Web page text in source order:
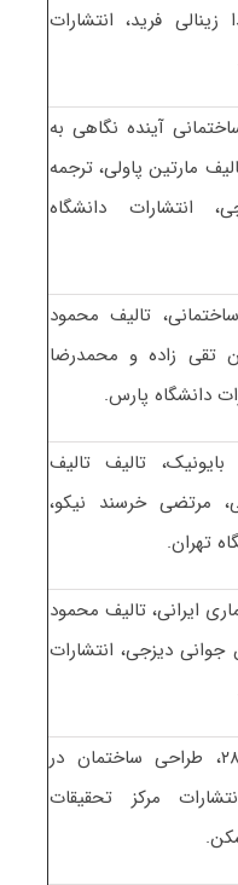
فرید، انتشارات
آینده نگاهی به
مارتین پاولی، ترجمه
انتشارات دانشگاه
تالیف محمود
تقی زاده و محمدرضا
دانشگاه پارس.
تالیف تالیف
مرتضی خرسند نیکو،
تهران.
ایرانی، تالیف محمود
دیزجی، انتشارات
آئین نامه ۲۸۰۰، طراحی ساختمان در
مرکز تحقیقات